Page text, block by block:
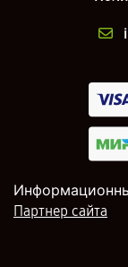
Партнер сайта